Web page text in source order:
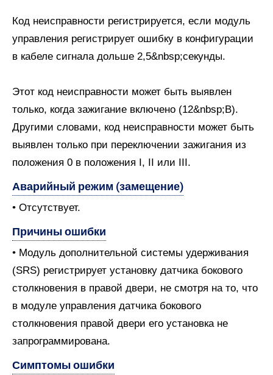
Код неисправности регистрируется, если модуль
управления регистрирует ошибку в конфигурации
в кабеле сигнала дольше 2,5&nbsp;секунды.
Этот код неисправности может быть выявлен
только, когда зажигание включено (12&nbsp;В).
Другими словами, код неисправности может быть
выявлен только при переключении зажигания из
положения 0 в положения I, II или III.
Аварийный режим (замещение)
• Отсутствует.
Причины ошибки
• Модуль дополнительной системы удерживания
(SRS) регистрирует установку датчика бокового
столкновения в правой двери, не смотря на то, что
в модуле управления датчика бокового
столкновения правой двери его установка не
запрограммирована.
Симптомы ошибки